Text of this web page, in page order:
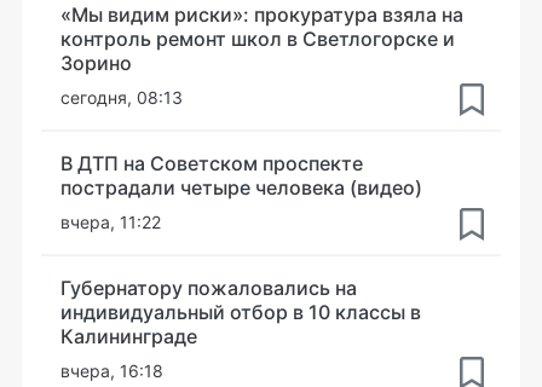
«Мы видим риски»: прокуратура взяла на
контроль ремонт школ в Светлогорске и
Зорино
сегодня, 08:13
В ДТП на Советском проспекте
пострадали четыре человека (видео)
вчера, 11:22
Губернатору пожаловались на
индивидуальный отбор в 10 классы в
Калининграде
вчера, 16:18